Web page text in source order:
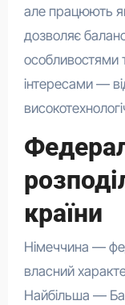
але працюють
дозволяє
особливостями
інтересами —
країни
Німеччина —
власний
Найбільша —